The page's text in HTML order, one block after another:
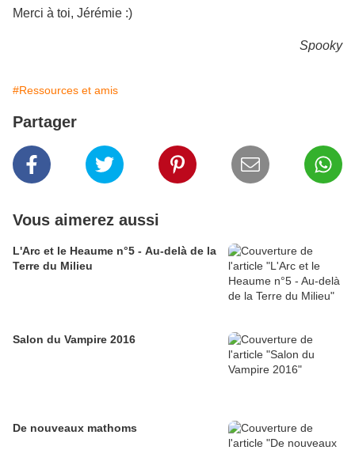
Merci à toi, Jérémie :)
Spooky
#Ressources et amis
Partager
Vous aimerez aussi
L'Arc et le Heaume n°5 - Au-delà de la
Terre du Milieu
Salon du Vampire 2016
De nouveaux mathoms